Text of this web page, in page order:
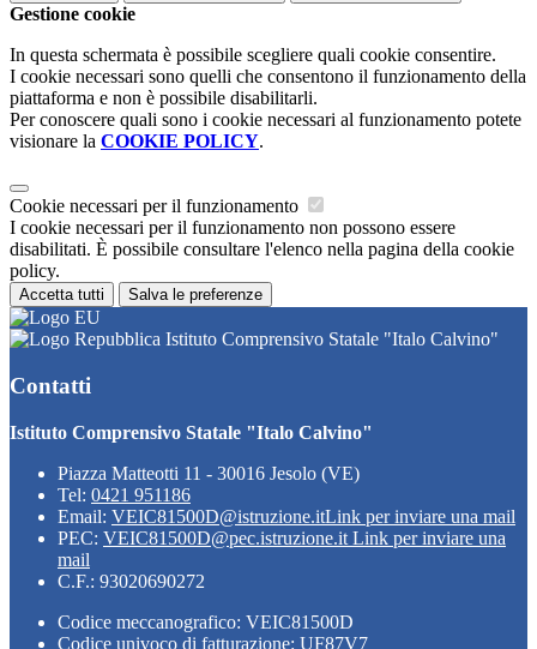
Gestione cookie
In questa schermata è possibile scegliere quali cookie consentire.
I cookie necessari sono quelli che consentono il funzionamento della
piattaforma e non è possibile disabilitarli.
Per conoscere quali sono i cookie necessari al funzionamento potete
visionare la COOKIE POLICY.
Cookie necessari per il funzionamento
I cookie necessari per il funzionamento non possono essere
disabilitati. È possibile consultare l'elenco nella pagina della cookie
policy.
Accetta tutti Salva le preferenze
Istituto Comprensivo Statale "Italo Calvino"
Contatti
Istituto Comprensivo Statale "Italo Calvino"
Piazza Matteotti 11 - 30016 Jesolo (VE)
Tel: 0421 951186
Email: VEIC81500D@istruzione.itLink per inviare una mail
PEC: VEIC81500D@pec.istruzione.it Link per inviare una
mail
C.F.: 93020690272
Codice meccanografico: VEIC81500D
Codice univoco di fatturazione: UF87V7